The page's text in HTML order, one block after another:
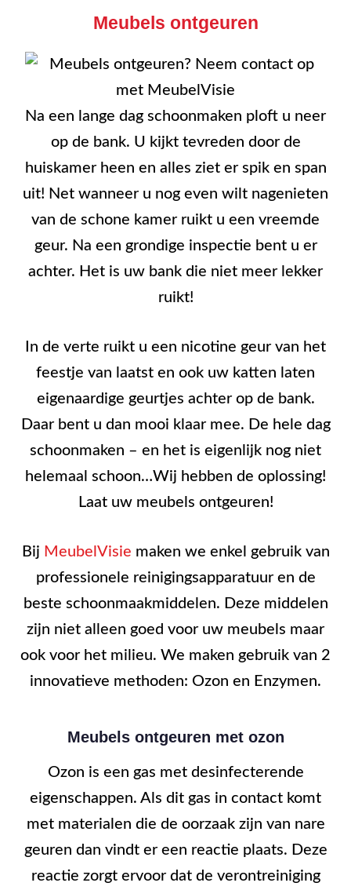
Meubels ontgeuren
Na een lange dag schoonmaken ploft u neer
op de bank. U kijkt tevreden door de
huiskamer heen en alles ziet er spik en span
uit! Net wanneer u nog even wilt nagenieten
van de schone kamer ruikt u een vreemde
geur. Na een grondige inspectie bent u er
achter. Het is uw bank die niet meer lekker
ruikt!
In de verte ruikt u een nicotine geur van het
feestje van laatst en ook uw katten laten
eigenaardige geurtjes achter op de bank.
Daar bent u dan mooi klaar mee. De hele dag
schoonmaken – en het is eigenlijk nog niet
helemaal schoon…Wij hebben de oplossing!
Laat uw meubels ontgeuren!
Bij MeubelVisie maken we enkel gebruik van
professionele reinigingsapparatuur en de
beste schoonmaakmiddelen. Deze middelen
zijn niet alleen goed voor uw meubels maar
ook voor het milieu. We maken gebruik van 2
innovatieve methoden: Ozon en Enzymen.
Meubels ontgeuren met ozon
Ozon is een gas met desinfecterende
eigenschappen. Als dit gas in contact komt
met materialen die de oorzaak zijn van nare
geuren dan vindt er een reactie plaats. Deze
reactie zorgt ervoor dat de verontreiniging